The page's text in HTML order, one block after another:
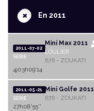
+En 2011
2011-07-02
SERIE
Mini Max 2011
LOULIER
676 - ZOUKATI
4j03h09'14
2011-05-21
SERIE
Mini Golfe 2011
676 - ZOUKATI
27h08'55''